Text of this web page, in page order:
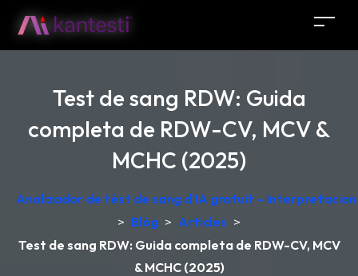
Test de sang RDW: Guida
completa de RDW-CV, MCV &
MCHC (2025)
Analizador de tèst de sang d'IA gratuit –
> Blòg > Articles >
Test de sang RDW: Guida completa de RDW-CV, MCV
& MCHC (2025)